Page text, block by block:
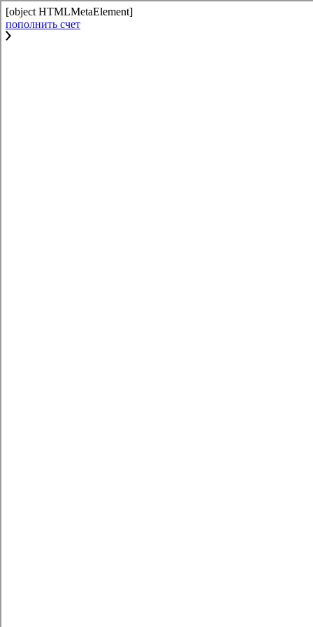
[object HTMLMetaElement]
пополнить счет